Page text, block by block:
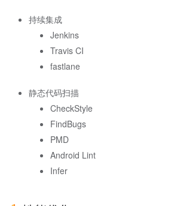
持续集成
Jenkins
Travis CI
fastlane
静态代码扫描
CheckStyle
FindBugs
PMD
Android Lint
Infer